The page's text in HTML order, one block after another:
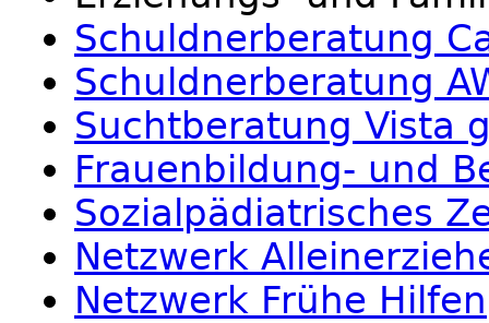
Schuldnerberatung
Schuldnerberatung
Suchtberatung Vista
Frauenbildung- und
Sozialpädiatrisches
Netzwerk
Netzwerk Frühe Hilfen